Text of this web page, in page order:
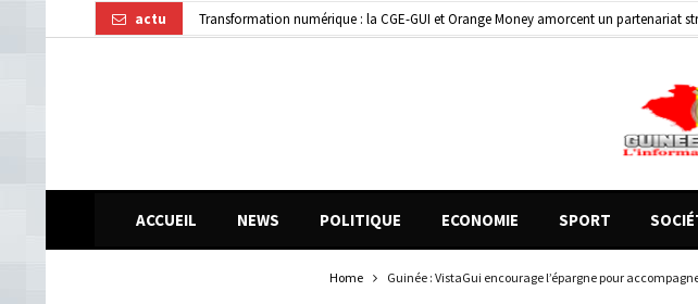
actu Transformation numérique : la CGE-GUI et Orange Money amorcent un partenariat
10
ACCUEIL NEWS POLITIQUE ECONOMIE SPORT
Home Guinée : VistaGui encourage l’épargne pour